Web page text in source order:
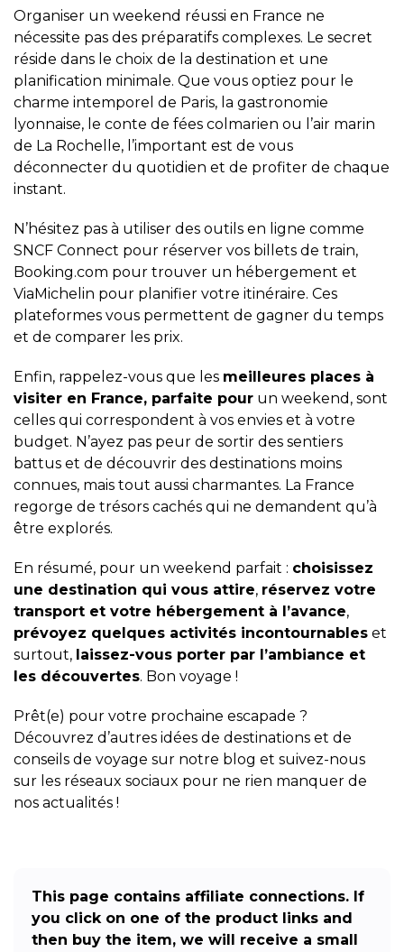
Organiser un weekend réussi en France ne
nécessite pas des préparatifs complexes. Le secret
réside dans le choix de la destination et une
planification minimale. Que vous optiez pour le
charme intemporel de Paris, la gastronomie
lyonnaise, le conte de fées colmarien ou l’air marin
de La Rochelle, l’important est de vous
déconnecter du quotidien et de profiter de chaque
instant.
N’hésitez pas à utiliser des outils en ligne comme
SNCF Connect pour réserver vos billets de train,
Booking.com pour trouver un hébergement et
ViaMichelin pour planifier votre itinéraire. Ces
plateformes vous permettent de gagner du temps
et de comparer les prix.
Enfin, rappelez-vous que les meilleures places à
visiter en France, parfaite pour un weekend, sont
celles qui correspondent à vos envies et à votre
budget. N’ayez pas peur de sortir des sentiers
battus et de découvrir des destinations moins
connues, mais tout aussi charmantes. La France
regorge de trésors cachés qui ne demandent qu’à
être explorés.
En résumé, pour un weekend parfait : choisissez
une destination qui vous attire, réservez votre
transport et votre hébergement à l’avance,
prévoyez quelques activités incontournables et
surtout, laissez-vous porter par l’ambiance et
les découvertes. Bon voyage !
Prêt(e) pour votre prochaine escapade ?
Découvrez d’autres idées de destinations et de
conseils de voyage sur notre blog et suivez-nous
sur les réseaux sociaux pour ne rien manquer de
nos actualités !
This page contains affiliate connections. If
you click on one of the product links and
then buy the item, we will receive a small